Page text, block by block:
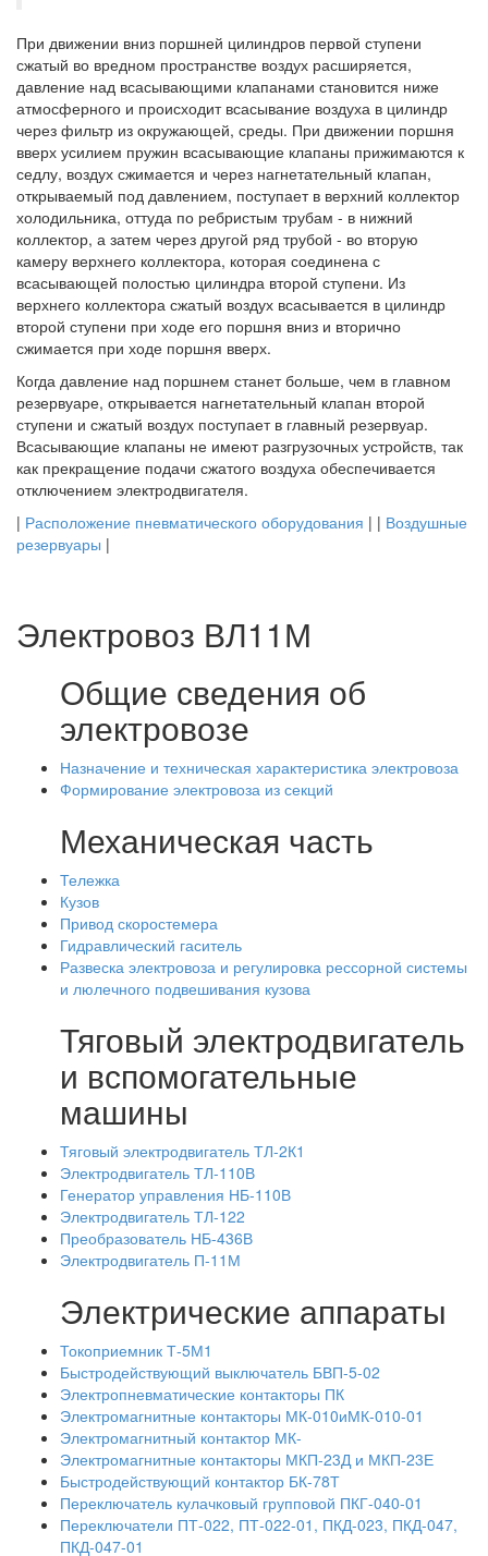
При движении вниз поршней цилиндров первой ступени
сжатый во вредном пространстве воздух расширяется,
давление над всасывающими клапанами становится ниже
атмосферного и происходит всасывание воздуха в цилиндр
через фильтр из окружающей, среды. При движении поршня
вверх усилием пружин всасывающие клапаны прижимаются к
седлу, воздух сжимается и через нагнетательный клапан,
открываемый под давлением, поступает в верхний коллектор
холодильника, оттуда по ребристым трубам - в нижний
коллектор, а затем через другой ряд трубой - во вторую
камеру верхнего коллектора, которая соединена с
всасывающей полостью цилиндра второй ступени. Из
верхнего коллектора сжатый воздух всасывается в цилиндр
второй ступени при ходе его поршня вниз и вторично
сжимается при ходе поршня вверх.
Когда давление над поршнем станет больше, чем в главном
резервуаре, открывается нагнетательный клапан второй
ступени и сжатый воздух поступает в главный резервуар.
Всасывающие клапаны не имеют разгрузочных устройств, так
как прекращение подачи сжатого воздуха обеспечивается
отключением электродвигателя.
| Расположение пневматического оборудования | | Воздушные
резервуары |
Электровоз ВЛ11М
Общие сведения об
электровозе
Назначение и техническая характеристика электровоза
Формирование электровоза из секций
Механическая часть
Тележка
Кузов
Привод скоростемера
Гидравлический гаситель
Развеска электровоза и регулировка рессорной системы
и люлечного подвешивания кузова
Тяговый электродвигатель
и вспомогательные
машины
Тяговый электродвигатель ТЛ-2К1
Электродвигатель ТЛ-110В
Генератор управления НБ-110В
Электродвигатель ТЛ-122
Преобразователь НБ-436В
Электродвигатель П-11М
Электрические аппараты
Токоприемник Т-5М1
Быстродействующий выключатель БВП-5-02
Электропневматические контакторы ПК
Электромагнитные контакторы МК-010иМК-010-01
Электромагнитный контактор МК-
Электромагнитные контакторы МКП-23Д и МКП-23Е
Быстродействующий контактор БК-78Т
Переключатель кулачковый групповой ПКГ-040-01
Переключатели ПТ-022, ПТ-022-01, ПКД-023, ПКД-047,
ПКД-047-01